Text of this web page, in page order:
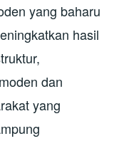
yang baharu
hasil
dan
yang